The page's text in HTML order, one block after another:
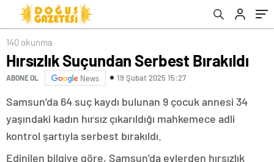
140 okunma
Hırsızlık Suçundan Serbest Bırakıldı
ABONE OL News 19 Şubat 2025 15:27
Samsun’da 64 suç kaydı bulunan 9 çocuk annesi 34
yaşındaki kadın hırsız çıkarıldığı mahkemece adli
kontrol şartıyla serbest bırakıldı.
Edinilen bilgiye göre, Samsun’da evlerden hırsızlık